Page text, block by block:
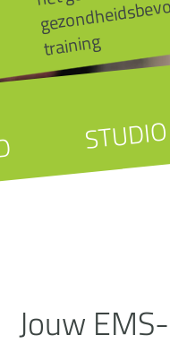
training
STUDIO
Jouw